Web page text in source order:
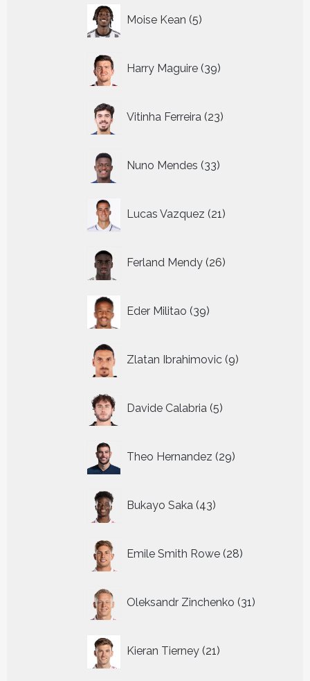
Moise Kean 5
producten
Harry Maguire 39
producten
Vitinha Ferreira 23
producten
Nuno Mendes 33
producten
Lucas Vazquez 21
producten
Ferland Mendy 26
producten
Eder Militao 39
producten
Zlatan Ibrahimovic 9
producten
Davide Calabria 5
producten
Theo Hernandez 29
producten
Bukayo Saka 43
producten
Emile Smith Rowe 28
producten
Oleksandr Zinchenko 31
producten
Kieran Tierney 21
producten